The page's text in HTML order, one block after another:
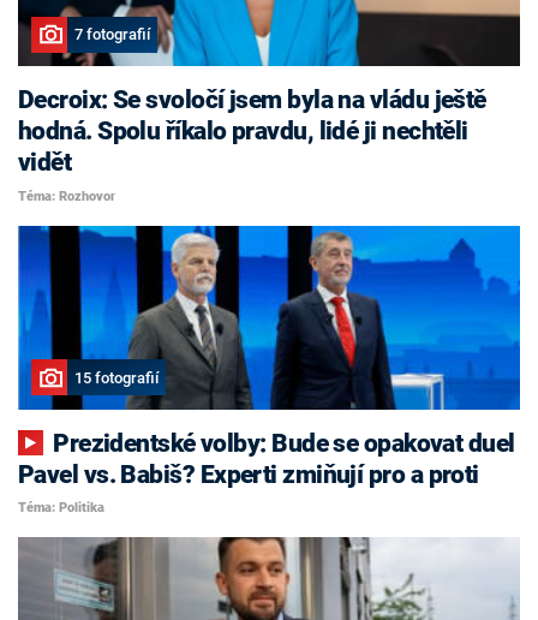
7 fotografií
Decroix: Se svoločí jsem byla na vládu ještě
hodná. Spolu říkalo pravdu, lidé ji nechtěli
vidět
Téma: Rozhovor
15 fotografií
Pavel vs. Babiš? Experti zmiňují pro a proti
Téma: Politika